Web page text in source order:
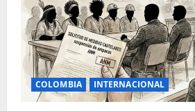
COLOMBIA INTERNACIONAL